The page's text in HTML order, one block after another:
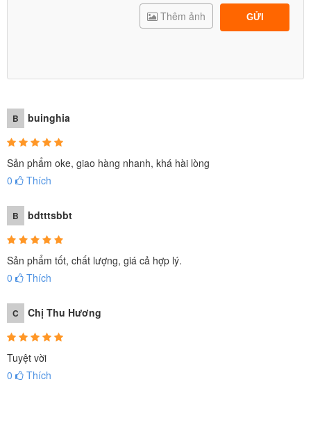
GỬI
Thêm ảnh
B buinghia
Sản phẩm oke, giao hàng nhanh, khá hài lòng
0
Thích
B bdtttsbbt
Sản phẩm tốt, chất lượng, giá cả hợp lý.
0
Thích
C Chị Thu Hương
Tuyệt vời
0
Thích